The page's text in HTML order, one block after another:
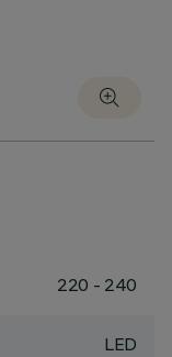
220 - 240
LED